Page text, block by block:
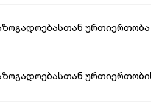
ურთიერთობა